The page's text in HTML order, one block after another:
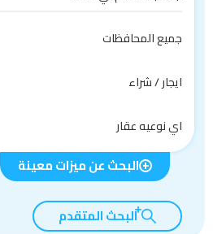
جميع المحافظات
ايجار / شراء
اي نوعيه عقار
البحث عن ميزات معينة
البحث المتقدم